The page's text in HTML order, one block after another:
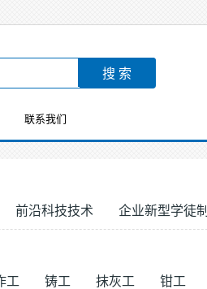
联系我们
前沿科技技术 企业新型学徒制
工 铸工 抹灰工 钳工